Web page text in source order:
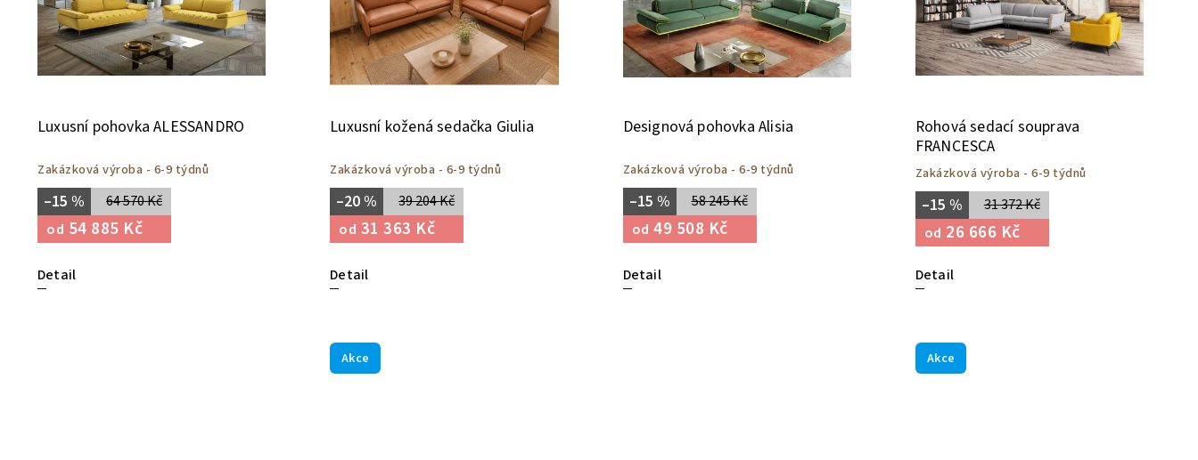
Luxusní pohovka ALESSANDRO
Zakázková výroba - 6-9 týdnů
64 570 Kč
–15 %
od 54 885 Kč
Detail
Luxusní kožená sedačka Giulia
Zakázková výroba - 6-9 týdnů
39 204 Kč
–20 %
od 31 363 Kč
Detail
Designová pohovka Alisia
Zakázková výroba - 6-9 týdnů
58 245 Kč
–15 %
od 49 508 Kč
Detail
Rohová sedací souprava
FRANCESCA
Zakázková výroba - 6-9 týdnů
31 372 Kč
–15 %
od 26 666 Kč
Detail
Akce Akce